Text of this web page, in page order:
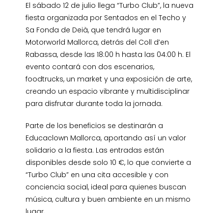
El sábado 12 de julio llega “Turbo Club”, la nueva
fiesta organizada por Sentados en el Techo y
Sa Fonda de Deià, que tendrá lugar en
Motorworld Mallorca, detrás del Coll d’en
Rabassa, desde las 18:00 h hasta las 04:00 h. El
evento contará con dos escenarios,
foodtrucks, un market y una exposición de arte,
creando un espacio vibrante y multidisciplinar
para disfrutar durante toda la jornada.
Parte de los beneficios se destinarán a
Educaclown Mallorca, aportando así un valor
solidario a la fiesta. Las entradas están
disponibles desde solo 10 €, lo que convierte a
“Turbo Club” en una cita accesible y con
conciencia social, ideal para quienes buscan
música, cultura y buen ambiente en un mismo